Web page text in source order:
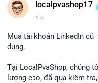
localpvashop17
1 h
Mua tài khoản LinkedIn cũ
dụng.
Tại LocalPvaShop, chúng
lượng cao, đã qua kiểm